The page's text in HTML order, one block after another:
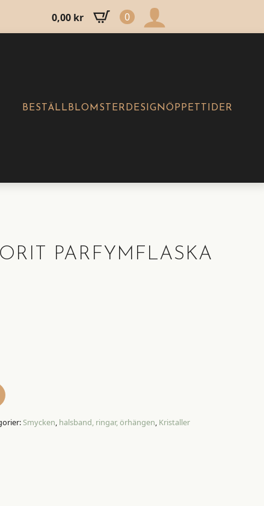
0,00 kr 0
BESTÄLL BLOMSTERDESIGNÖPPETTIDER
PARFYMFLASKA
Smycken, halsband, ringar, örhängen, Kristaller